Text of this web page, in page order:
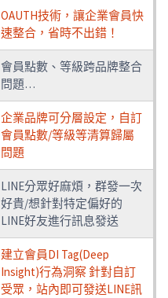
OAUTH技術，讓企業會員快
速整合，省時不出錯！
會員點數、等級跨品牌整合
問題…
企業品牌可分層設定，自訂
會員點數/等級等清算歸屬
問題
LINE分眾好麻煩，群發一次
好貴/想針對特定偏好的
LINE好友進行訊息發送
建立會員DI Tag(Deep
Insight)行為洞察 針對自訂
受眾，站內即可發送LINE訊